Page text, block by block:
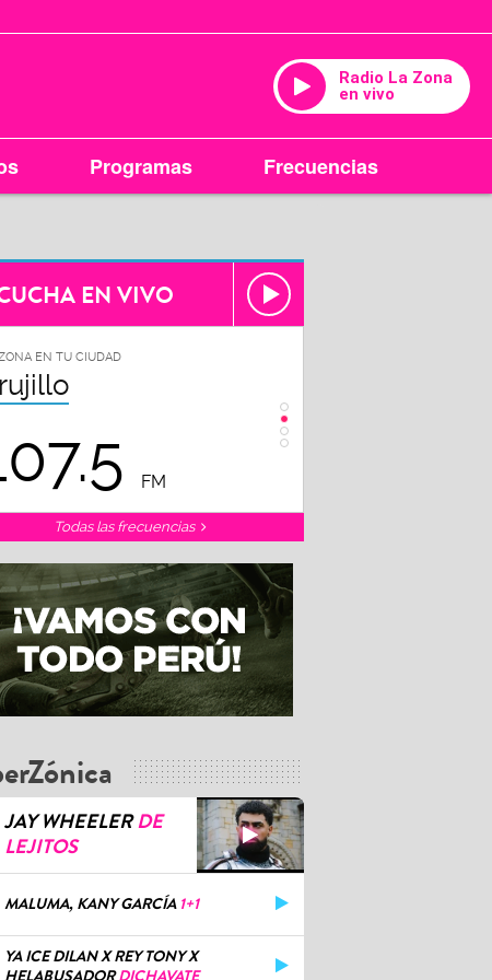
Radio La Zona
en vivo
Programas Frecuencias
EN VIVO
EN TU CIUDAD
FM 102.3
Todas las frecuencias
JAY WHEELERDE
LEJITOS
MALUMA, KANY GARCÍA 1+1
YA ICE DILAN X REY TONY X